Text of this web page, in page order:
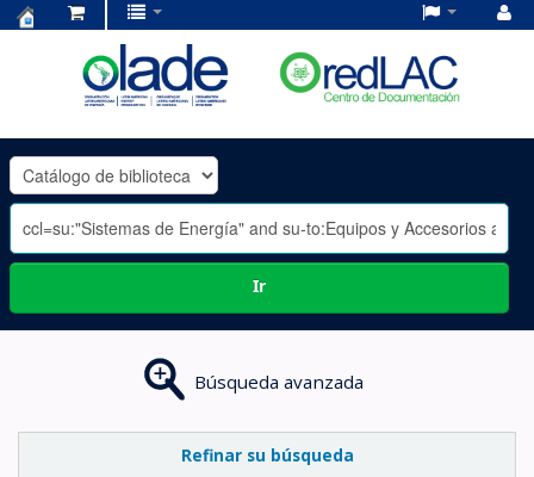
OLADE
-
Ir
Búsqueda avanzada
Refinar su búsqueda